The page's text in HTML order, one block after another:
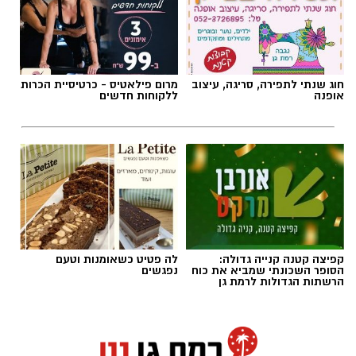
הזקוקים לעירויי דם כחלק מהטיפול, יולדות לאחר
לידות מורכבות, נפגעי תאונות דרכים, פצועי צה”ל,
מנותחים ומטופלים נוספים שחייהם תלויים בזמינות
מנות הדם.
סמנכ”ל רפואה ושירותי הדם במד”א, ד”ר רפאל
סטרוגו, אמר: “מלאי הדם בישראל חייב להיות זמין
תגים:משטרת ישראל
קרדיט: משטרת ישראל
חוג שנתי לתפירה, סריגה, עיצוב
אופנה
מרום פילאטיס - כרטיסיית הכרות
ללקוחות חדשים
קפיצה קטנה קנייה גדולה:
הסופר השכונתי שמביא את כוח
הרשתות הגדולות לרמת גן
לה פטיט כשאומנות וטעם
נפגשים